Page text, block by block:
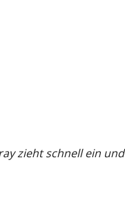
zieht schnell ein und